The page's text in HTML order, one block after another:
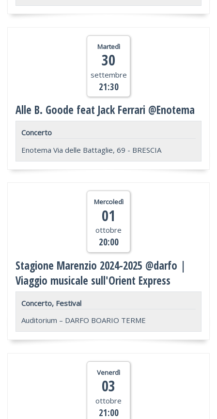
Martedì
30
settembre
21:30
Alle B. Goode feat Jack Ferrari @Enotema
Concerto
Enotema Via delle Battaglie, 69 - BRESCIA
Mercoledì
01
ottobre
20:00
Stagione Marenzio 2024-2025 @darfo |
Viaggio musicale sull'Orient Express
Concerto, Festival
Auditorium – DARFO BOARIO TERME
Venerdì
03
ottobre
21:00